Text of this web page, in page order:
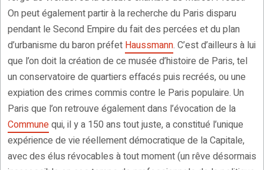
On peut également partir à la recherche du Paris disparu
pendant le Second Empire du fait des percées et du plan
d’urbanisme du baron préfet Haussmann. C’est d’ailleurs à lui
que l’on doit la création de ce musée d’histoire de Paris, tel
un conservatoire de quartiers effacés puis recréés, ou une
expiation des crimes commis contre le Paris populaire. Un
Paris que l’on retrouve également dans l’évocation de la
Communequi, il y a 150 ans tout juste, a constitué l’unique
expérience de vie réellement démocratique de la Capitale,
avec des élus révocables à tout moment (un rêve désormais